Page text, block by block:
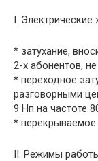
I. Электрические
* затухание,
2-х абонентов,
* переходное
разговорными
9 Нп на частоте
*
II. Режимы